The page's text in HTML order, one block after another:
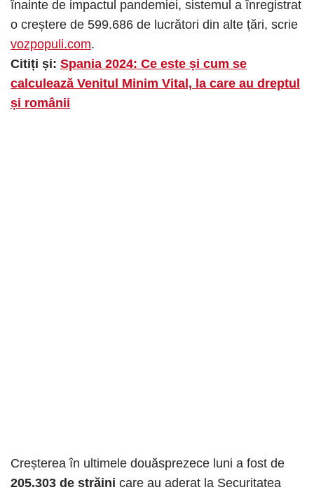
înainte de impactul pandemiei, sistemul a înregistrat
o creștere de 599.686 de lucrători din alte țări, scrie
vozpopuli.com.
Citiți și: Spania 2024: Ce este și cum se
calculează Venitul Minim Vital, la care au dreptul
și românii
Creșterea în ultimele douăsprezece luni a fost de
205.303 de străini care au aderat la Securitatea